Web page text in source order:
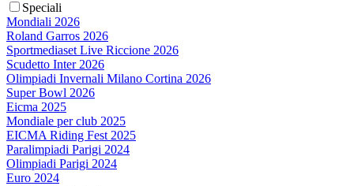
Speciali
Mondiali 2026
Roland Garros 2026
Sportmediaset Live Riccione 2026
Scudetto Inter 2026
Olimpiadi Invernali Milano Cortina 2026
Super Bowl 2026
Eicma 2025
Mondiale per club 2025
EICMA Riding Fest 2025
Paralimpiadi Parigi 2024
Olimpiadi Parigi 2024
Euro 2024